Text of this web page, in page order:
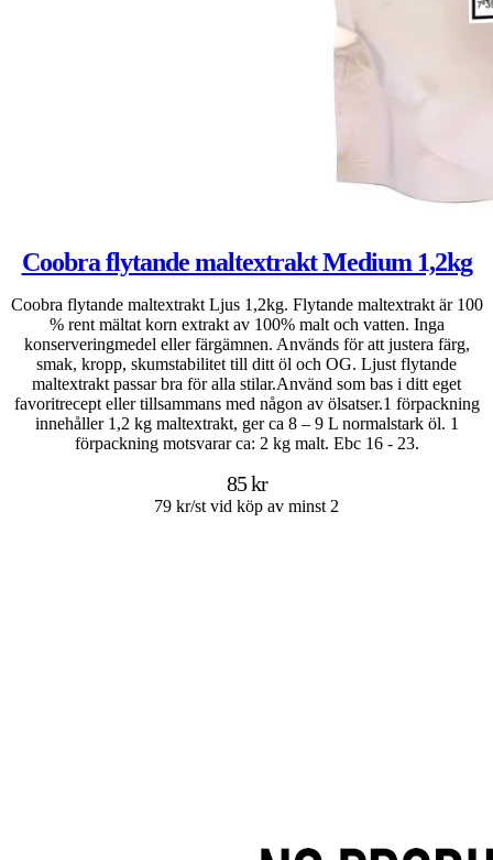
Coobra flytande maltextrakt Medium 1,2kg
Coobra flytande maltextrakt Ljus 1,2kg. Flytande maltextrakt är 100
% rent mältat korn extrakt av 100% malt och vatten. Inga
konserveringmedel eller färgämnen. Används för att justera färg,
smak, kropp, skumstabilitet till ditt öl och OG. Ljust flytande
maltextrakt passar bra för alla stilar.Använd som bas i ditt eget
favoritrecept eller tillsammans med någon av ölsatser.1 förpackning
innehåller 1,2 kg maltextrakt, ger ca 8 – 9 L normalstark öl. 1
förpackning motsvarar ca: 2 kg malt. Ebc 16 - 23.
85 kr
79 kr/st vid köp av minst 2